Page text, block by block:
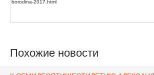
Похожие новости